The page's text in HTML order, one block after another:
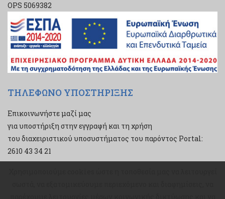
ΟPS 5069382
ΤΗΛΕΦΩΝΟ ΥΠΟΣΤΗΡΙΞΗΣ
Επικοινωνήστε μαζί μας
για υποστήριξη στην εγγραφή και τη χρήση
του διαχειριστικού υποσυστήματος του παρόντος Portal:
2610 43 34 21